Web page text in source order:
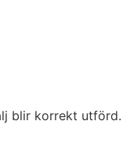
blir korrekt utförd.